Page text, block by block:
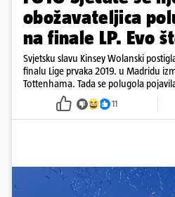
obožavateljica
na finale LP. Evo
Svjetsku slavu Kinsey Wolanski
finalu Lige prvaka 2019. u Madridu
Tottenhama. Tada se polugola
ju je lovila po travnjaku, a njezine
11